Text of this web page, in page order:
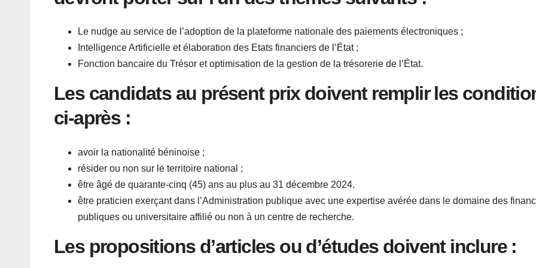
Le nudge au service de l’adoption de la plateforme nationale des paiements électroniques ;
Intelligence Artificielle et élaboration des Etats financiers de l’État ;
Fonction bancaire du Trésor et optimisation de la gestion de la trésorerie de l’État.
Les candidats au présent prix doivent remplir les
ci-après :
avoir la nationalité béninoise ;
résider ou non sur le territoire national ;
être âgé de quarante-cinq (45) ans au plus au 31 décembre 2024.
être praticien exerçant dans l’Administration publique avec une expertise avérée dans le domaine des
publiques ou universitaire affilié ou non à un centre de recherche.
Les propositions d’articles ou d’études doivent inclure :